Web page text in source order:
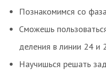
Познакомимся со
Сможешь
деления в линии 24 и
Научишься решать